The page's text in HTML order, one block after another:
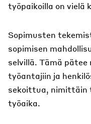
työpaikoilla on vielä
Sopimusten
sopimisen
selvillä. Tämä pätee
työantajiin ja
sekoittua, nimittäin
työaika.